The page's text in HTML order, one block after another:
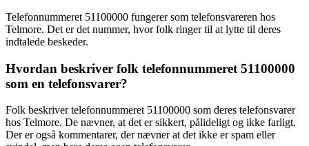
Telefonnummeret 51100000 fungerer som telefonsvareren hos
Telmore. Det er det nummer, hvor folk ringer til at lytte til deres
indtalede beskeder.
Hvordan beskriver folk telefonnummeret 51100000
som en telefonsvarer?
Folk beskriver telefonnummeret 51100000 som deres telefonsvarer
hos Telmore. De nævner, at det er sikkert, pålideligt og ikke farligt.
Der er også kommentarer, der nævner at det ikke er spam eller